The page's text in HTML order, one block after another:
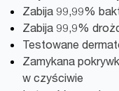
Zabija 99,99%
Zabija 99,9%
Testowane
Zamykana
w czyściwie